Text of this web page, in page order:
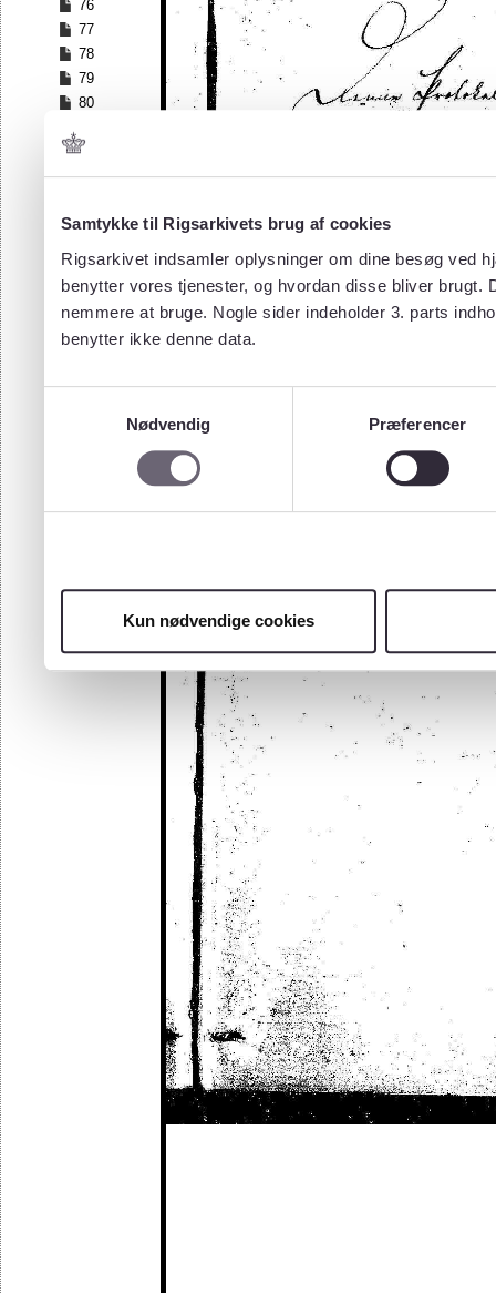
Samtykke til Rigsarkivets brug af cookies
Rigsarkivet indsamler oplysninger om dine besøg ved
benytter vores tjenester, og hvordan disse bliver
nemmere at bruge. Nogle sider indeholder 3. parts
benytter ikke denne data.
Nødvendig
Præferencer
Kun nødvendige cookies
76
77
78
79
80
82